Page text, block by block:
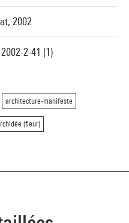
2002
2-41 (1)
architecture-manifeste
(fleur)